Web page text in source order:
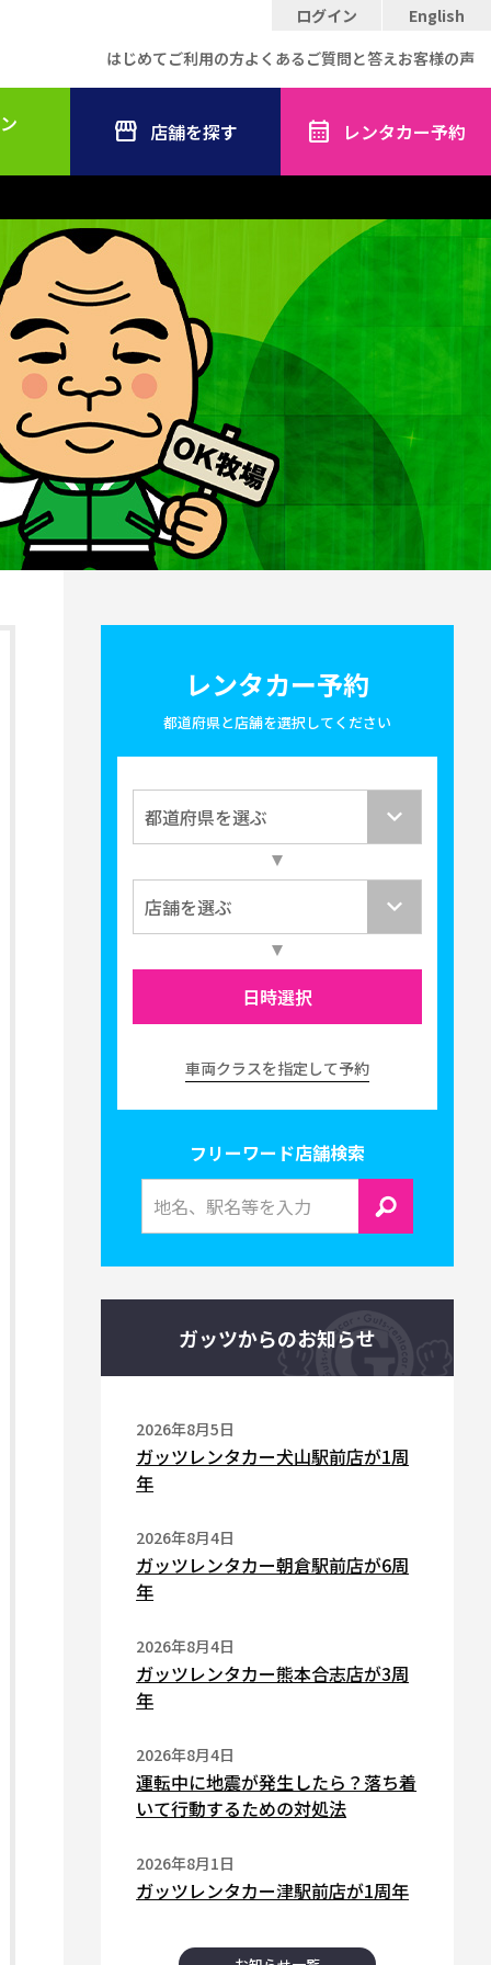
ログイン
English
はじめてご利用の方よくあるご質問と答えお客様の声
店舗を探す レンタカー予約
レンタカー予約
都道府県と店舗を選択してください
日時選択
車両クラスを指定して予約
フリーワード店舗検索
ガッツからのお知らせ
2026年8月5日
ガッツレンタカー犬山駅前店が1周
年
2026年8月4日
ガッツレンタカー朝倉駅前店が6周
年
2026年8月4日
ガッツレンタカー熊本合志店が3周
年
2026年8月4日
運転中に地震が発生したら？落ち着
いて行動するための対処法
2026年8月1日
ガッツレンタカー津駅前店が1周年